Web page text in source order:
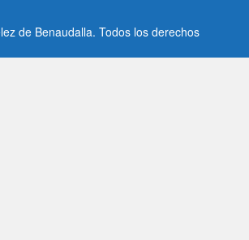
de Benaudalla. Todos los derechos